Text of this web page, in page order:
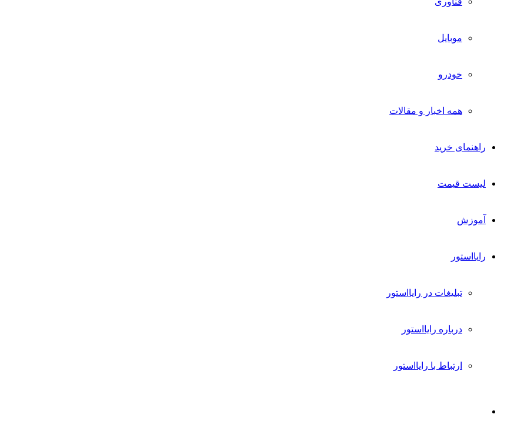
موبایل
خودرو
همه اخبار و مقالات
راهنمای خرید
لیست قیمت
آموزش
رایااستور
تبلیغات در رایااستور
درباره رایااستور
ارتباط با رایااستور